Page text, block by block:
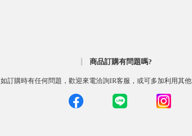
商品訂購有問題嗎?
如訂購時有任何問題，歡迎來電洽詢IR客服，或可多加利用其他